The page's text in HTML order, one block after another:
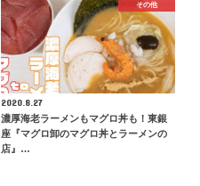
その他
2020.8.27
濃厚海老ラーメンもマグロ丼も！東銀
座『マグロ卸のマグロ丼とラーメンの
店』…